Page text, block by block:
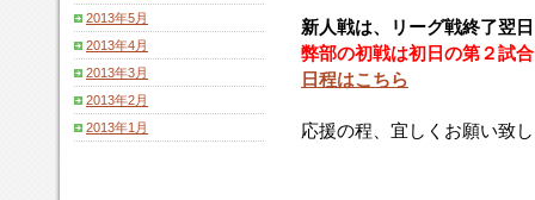
新人戦は、リーグ戦終了翌
弊部の初戦は初日の第２試
日程はこちら
応援の程、宜しくお願い致
2013年5月
2013年4月
2013年3月
2013年2月
2013年1月